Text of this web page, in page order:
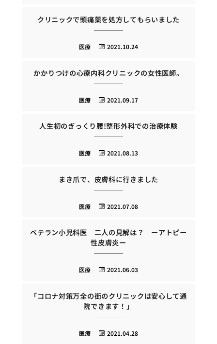
クリニックで頭痛薬を処方してもらいました
2021.10.24
医療
かかりつけの心療内科クリニックの女性医師。
2021.09.17
医療
人生初のぎっくり腰!整形外科での治療体験
2021.08.13
医療
まき爪で、皮膚科に行きました
2021.07.08
医療
ベテラン小児科医 二人の見解は？ ーアトピー
性皮膚炎ー
2021.06.03
医療
「コロナ対策万全の街のクリニックは安心して通
院できます！」
2021.04.28
医療